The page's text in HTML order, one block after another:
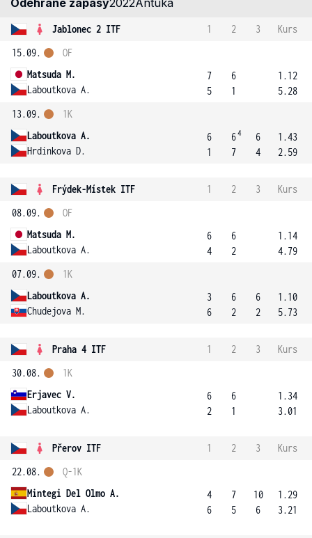
Odehrané zápasy2022Antuka
Jablonec 2 ITF 1 2 3
Kurs
15.09.
Matsuda M.
Laboutkova A.
OF
7
5
6
1
1.12
5.28
13.09.
Laboutkova A.
Hrdinkova D.
1K
6
1
64
7
6
4
1.43
2.59
Frýdek-Místek ITF 1 2 3
Kurs
08.09.
Matsuda M.
Laboutkova A.
OF
6
4
6
2
1.14
4.79
07.09.
Laboutkova A.
Chudejova M.
1K
3
6
6
2
6
2
1.10
5.73
Praha 4 ITF 1 2 3
Kurs
30.08.
Erjavec V.
Laboutkova A.
1K
6
2
6
1
1.34
3.01
Přerov ITF 1 2 3
Kurs
22.08.
Mintegi Del Olmo A.
Laboutkova A.
Q-1K
4
6
7
5
10
6
1.29
3.21